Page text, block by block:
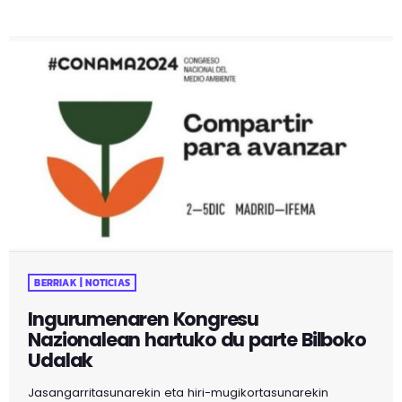
bertsolariek gai bat aukeratuko dute gai horri buruzko
azalpenak emateko, beren ikuspuntu bereziarekin.
Ondoren, abenduaren 18an, asteazkena, ‘Teknologia
kuantikoak: zer da hori?’ hitzaldia programatu da,
UPV/EHUko Kultura Zientifikoko Katedrak eta Bidebarrieta
Liburutegiak antolatzen duten […]
BERRIAK | NOTICIAS
Ingurumenaren Kongresu
Nazionalean hartuko du parte Bilboko
Udalak
Jasangarritasunarekin eta hiri-mugikortasunarekin